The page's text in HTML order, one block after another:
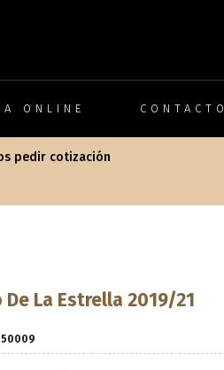
ONLINE CONTACTO
pedir cotización
De La Estrella 2019/21